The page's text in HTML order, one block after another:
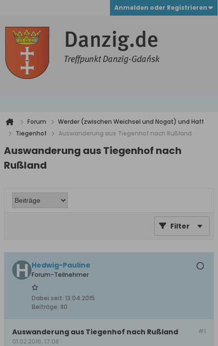
Anmelden oder Registrieren
Forum
Werder (zwischen Weichsel und Nogat) und Haff
Tiegenhof
Auswanderung aus Tiegenhof nach Rußland
Auswanderung aus Tiegenhof nach
Rußland
Filter
Hedwig-Pauline
Forum-Teilnehmer
Dabei seit: 13.04.2015
Beiträge: 80
#1
Auswanderung aus Tiegenhof nach Rußland
01.02.2016, 17:08